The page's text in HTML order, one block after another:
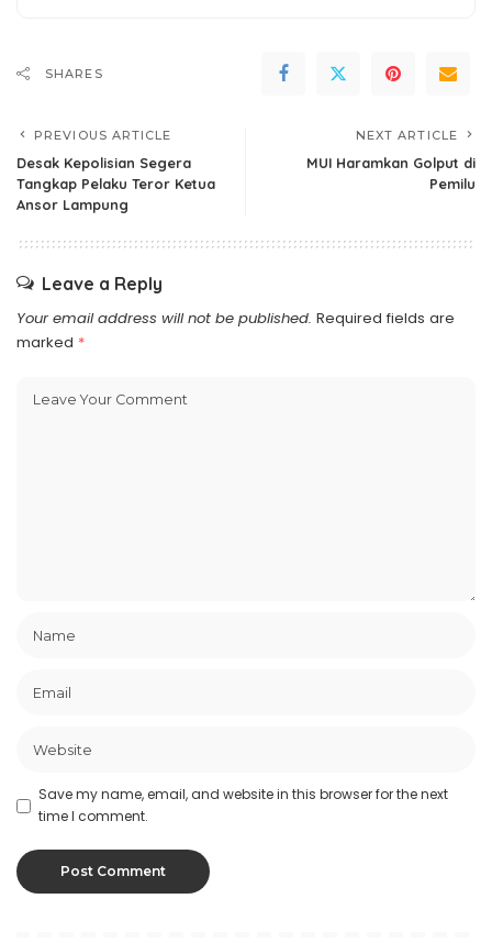
SHARES
PREVIOUS ARTICLE
Desak Kepolisian Segera
Tangkap Pelaku Teror Ketua
Ansor Lampung
NEXT ARTICLE
MUI Haramkan Golput di
Pemilu
Leave a Reply
Your email address will not be published. Required fields are
marked *
Save my name, email, and website in this browser for the next
time I comment.